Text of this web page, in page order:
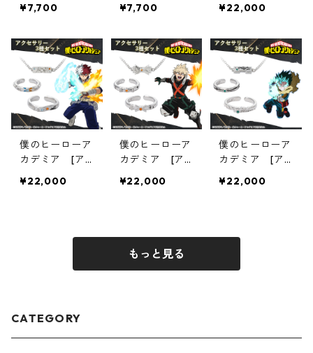
勝己
¥7,700
出久
¥7,700
セット] 04死
¥22,000
僕のヒーローア
カデミア [ア
セット] 03轟
¥22,000
僕のヒーローア
カデミア [ア
セット] 02爆
¥22,000
僕のヒーローア
カデミア [ア
セット] 01緑
¥22,000
もっと見る
CATEGORY